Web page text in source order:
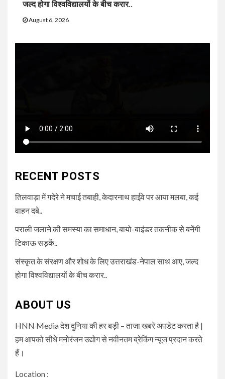
जल्द होगा विश्वविद्यालयों के बीच करार..
August 6, 2026
RECENT POSTS
तिलवाड़ा में गदेरे ने मचाई तबाही, केदारनाथ हाईवे पर आया मलबा, कई
वाहन दबे..
पराली जलाने की समस्या का समाधान, बायो-बाइंडर तकनीक से बनेंगी
टिकाऊ सड़कें..
संस्कृत के संरक्षण और शोध के लिए उत्तराखंड-नेपाल साथ आए, जल्द
होगा विश्वविद्यालयों के बीच करार..
ABOUT US
HNN Media देश दुनिया की हर बड़ी – ताजा खबरे अपडेट करता है |
हम आपको सीधे मनोरंजन उद्योग से नवीनतम ब्रेकिंग न्यूज प्रदान करते
हैं।
Location :